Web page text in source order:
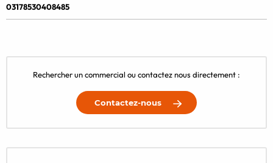
03178530408485
Rechercher un commercial ou contactez nous directement :
Contactez-nous